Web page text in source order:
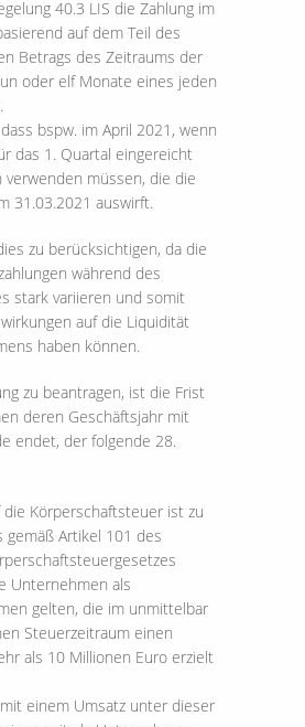
40.3 LIS die Zahlung im
auf dem Teil des
Betrags des Zeitraums der
oder elf Monate eines jeden
bspw. im April 2021, wenn
das 1. Quartal eingereicht
verwenden müssen, die die
31.03.2021 auswirft.
zu berücksichtigen, da die
während des
stark variieren und somit
auf die Liquidität
haben können.
zu beantragen, ist die Frist
deren Geschäftsjahr mit
endet, der folgende 28.
die Körperschaftsteuer ist zu
gemäß Artikel 101 des
Unternehmen als
gelten, die im unmittelbar
Steuerzeitraum einen
als 10 Millionen Euro erzielt
einem Umsatz unter dieser